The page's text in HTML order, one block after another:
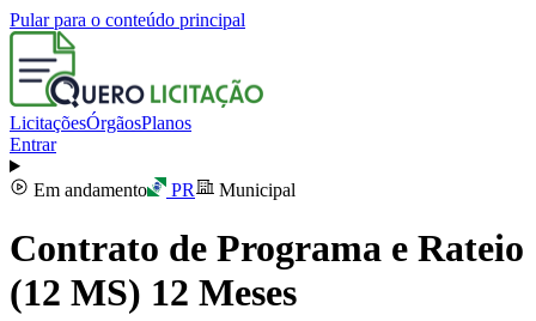
Pular para o conteúdo principal
LicitaçõesÓrgãosPlanos
Entrar
Em andamento PR Municipal
Contrato de Programa e Rateio
(12 MS) 12 Meses